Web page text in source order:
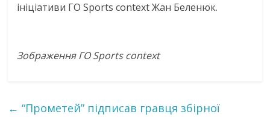
ініціативи ГО Sports context Жан Беленюк.
Зображення ГО Sports context
← “Прометей” підписав гравця збірної